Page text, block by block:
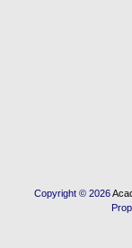
Copyright © 2026